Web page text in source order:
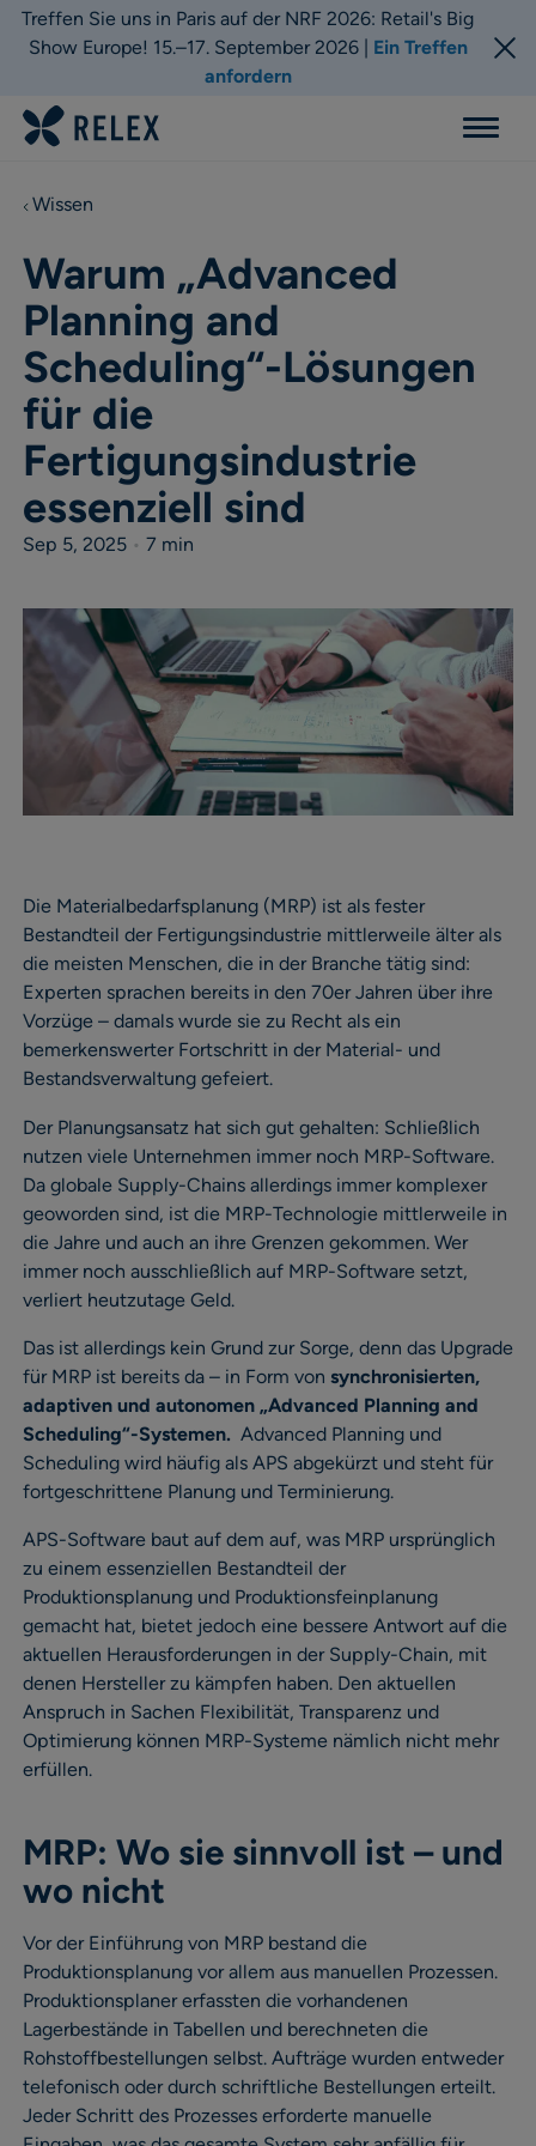
Treffen Sie uns in Paris auf der NRF 2026: Retail's Big
Show Europe! 15.–17. September 2026 | Ein Treffen
anfordern
Menu
Wissen
Warum „Advanced
Planning and
Scheduling“-Lösungen
für die
Fertigungsindustrie
essenziell sind
Sep 5, 2025 • 7 min
Die Materialbedarfsplanung (MRP) ist als fester
Bestandteil der Fertigungsindustrie mittlerweile älter als
die meisten Menschen, die in der Branche tätig sind:
Experten sprachen bereits in den 70er Jahren über ihre
Vorzüge – damals wurde sie zu Recht als ein
bemerkenswerter Fortschritt in der Material- und
Bestandsverwaltung gefeiert.
Der Planungsansatz hat sich gut gehalten: Schließlich
nutzen viele Unternehmen immer noch MRP-Software.
Da globale Supply-Chains allerdings immer komplexer
geoworden sind, ist die MRP-Technologie mittlerweile in
die Jahre und auch an ihre Grenzen gekommen. Wer
immer noch ausschließlich auf MRP-Software setzt,
verliert heutzutage Geld.
Das ist allerdings kein Grund zur Sorge, denn das Upgrade
für MRP ist bereits da – in Form von synchronisierten,
adaptiven und autonomen „Advanced Planning and
Scheduling“-Systemen. Advanced Planning und
Scheduling wird häufig als APS abgekürzt und steht für
fortgeschrittene Planung und Terminierung.
APS-Software baut auf dem auf, was MRP ursprünglich
zu einem essenziellen Bestandteil der
Produktionsplanung und Produktionsfeinplanung
gemacht hat, bietet jedoch eine bessere Antwort auf die
aktuellen Herausforderungen in der Supply-Chain, mit
denen Hersteller zu kämpfen haben. Den aktuellen
Anspruch in Sachen Flexibilität, Transparenz und
Optimierung können MRP-Systeme nämlich nicht mehr
erfüllen.
MRP: Wo sie sinnvoll ist – und
wo nicht
Vor der Einführung von MRP bestand die
Produktionsplanung vor allem aus manuellen Prozessen.
Produktionsplaner erfassten die vorhandenen
Lagerbestände in Tabellen und berechneten die
Rohstoffbestellungen selbst. Aufträge wurden entweder
telefonisch oder durch schriftliche Bestellungen erteilt.
Jeder Schritt des Prozesses erforderte manuelle